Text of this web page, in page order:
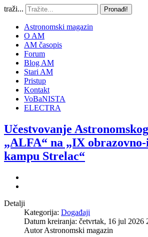
traži... Pronađi!
Astronomski magazin
O AM
AM časopis
Forum
Blog AM
Stari AM
Pristup
Kontakt
VoBaNISTA
ELECTRA
Učestvovanje
„ALFA“ na „IX
kampu Strelac“
Detalji
Kategorija: Događaji
Datum kreiranja: četvrtak, 16 jul 2026
AutorAstronomski magazin